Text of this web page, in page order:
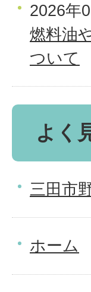
2026年
燃料油
ついて
よく
三田市
ホーム